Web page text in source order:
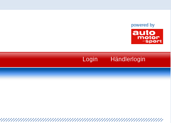
powered by
Login Händlerlogin